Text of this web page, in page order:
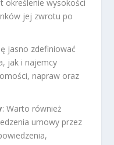
określenie wysokości
jej zwrotu po
jasno zdefiniować
jak i najemcy
napraw oraz
: Warto również
umowy przez